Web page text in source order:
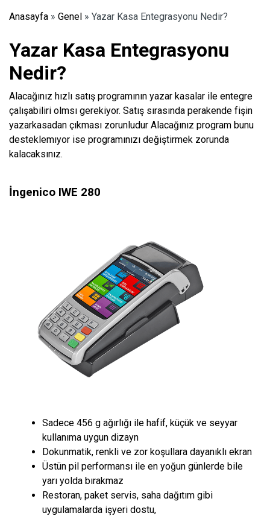
Anasayfa » Genel » Yazar Kasa Entegrasyonu Nedir?
Yazar Kasa Entegrasyonu
Nedir?
Alacağınız hızlı satış programının yazar kasalar ile entegre
çalışabiliri olmsı gerekiyor. Satış sırasında perakende fişin
yazarkasadan çıkması zorunludur Alacağınız program bunu
desteklemıyor ise programınızı değiştirmek zorunda
kalacaksınız.
İngenico IWE 280
Sadece 456 g ağırlığı ile hafif, küçük ve seyyar
kullanıma uygun dizayn
Dokunmatik, renkli ve zor koşullara dayanıklı ekran
Üstün pil performansı ile en yoğun günlerde bile
yarı yolda bırakmaz
Restoran, paket servis, saha dağıtım gibi
uygulamalarda işyeri dostu,